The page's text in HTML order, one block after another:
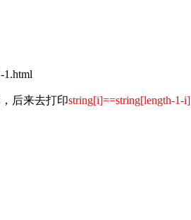
1.html
后来去打印string[i]==string[length-1-i]